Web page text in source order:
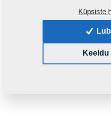
4003745
See varuosa sobib ka
Küpsiste